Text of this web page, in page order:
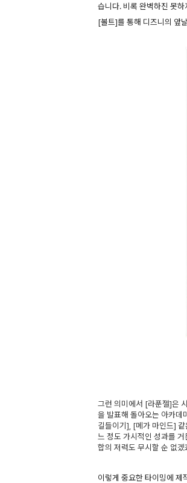
습니다. 비록 완벽하진 못
[볼트]를 통해 디즈니의 앞
그런 의미에서 [라푼젤]은
을 발표해 돌아오는 아카데
길들이기], [메가 마인드]
느 정도 가시적인 성과를
합의 저력도 무시할 순 없
이렇게 중요한 타이밍에